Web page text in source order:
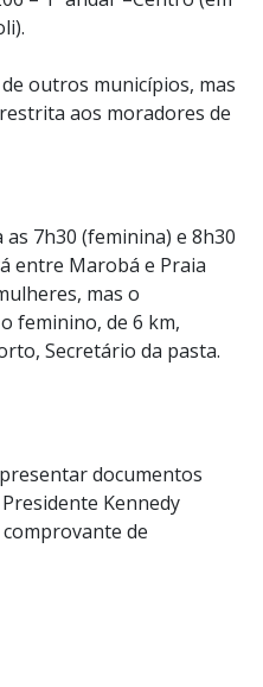
outros municípios, mas
aos moradores de
7h30 (feminina) e 8h30
entre Marobá e Praia
mas o
feminino, de 6 km,
Secretário da pasta.
documentos
Kennedy
de